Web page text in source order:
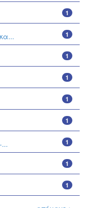
1
1
1
1
1
1
1
1
1